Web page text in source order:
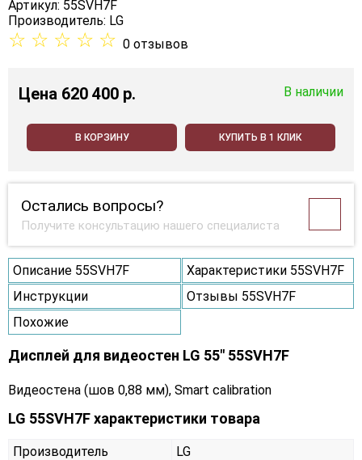
Артикул: 55SVH7F
Производитель: LG
☆ ☆ ☆ ☆ ☆ 0 отзывов
Цена 620 400 p. В наличии
В КОРЗИНУ КУПИТЬ В 1 КЛИК
Остались вопросы?
Получите консультацию нашего специалиста
Описание 55SVH7F
Характеристики 55SVH7F
Инструкции
Отзывы 55SVH7F
Похожие
Дисплей для видеостен LG 55" 55SVH7F
Видеостена (шов 0,88 мм), Smart calibration
LG 55SVH7F характеристики товара
Производитель
LG